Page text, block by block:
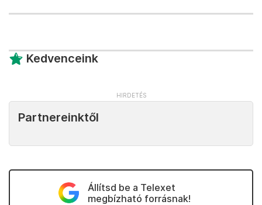
Kedvenceink
Partnereinktől
Állítsd be a Telexet
megbízható forrásnak!